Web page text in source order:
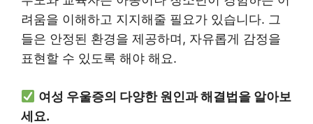
려움을 이해하고 지지해줄 필요가 있습니다. 그
들은 안정된 환경을 제공하며, 자유롭게 감정을
표현할 수 있도록 해야 해요.
여성 우울증의 다양한 원인과 해결법을 알아보
세요.